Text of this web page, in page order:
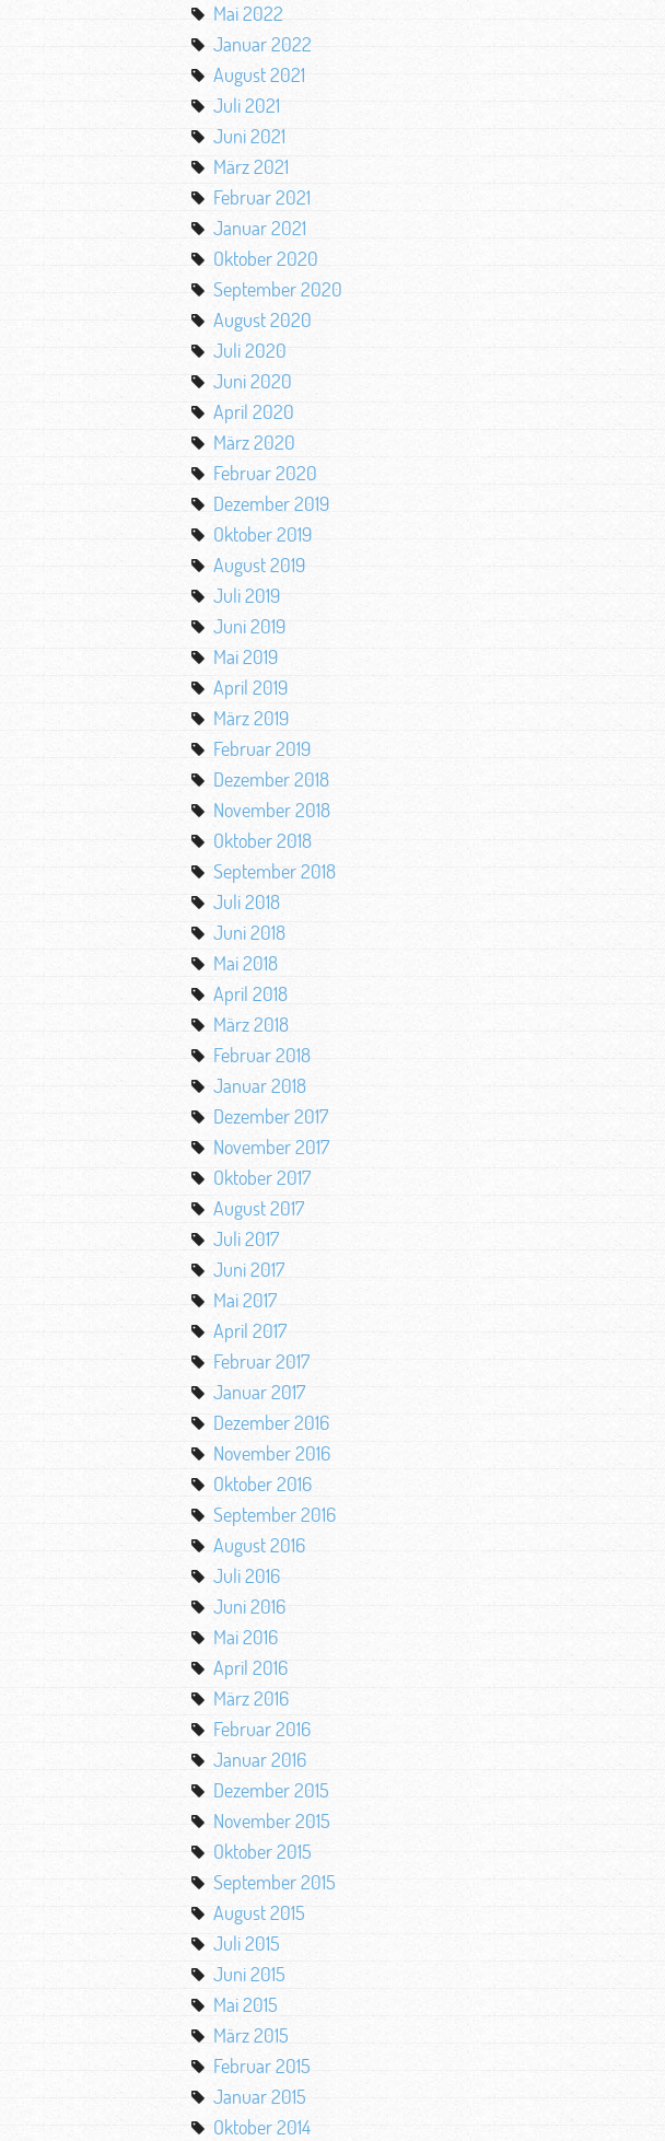
Mai 2022
Januar 2022
August 2021
Juli 2021
Juni 2021
März 2021
Februar 2021
Januar 2021
Oktober 2020
September 2020
August 2020
Juli 2020
Juni 2020
April 2020
März 2020
Februar 2020
Dezember 2019
Oktober 2019
August 2019
Juli 2019
Juni 2019
Mai 2019
April 2019
März 2019
Februar 2019
Dezember 2018
November 2018
Oktober 2018
September 2018
Juli 2018
Juni 2018
Mai 2018
April 2018
März 2018
Februar 2018
Januar 2018
Dezember 2017
November 2017
Oktober 2017
August 2017
Juli 2017
Juni 2017
Mai 2017
April 2017
Februar 2017
Januar 2017
Dezember 2016
November 2016
Oktober 2016
September 2016
August 2016
Juli 2016
Juni 2016
Mai 2016
April 2016
März 2016
Februar 2016
Januar 2016
Dezember 2015
November 2015
Oktober 2015
September 2015
August 2015
Juli 2015
Juni 2015
Mai 2015
März 2015
Februar 2015
Januar 2015
Oktober 2014